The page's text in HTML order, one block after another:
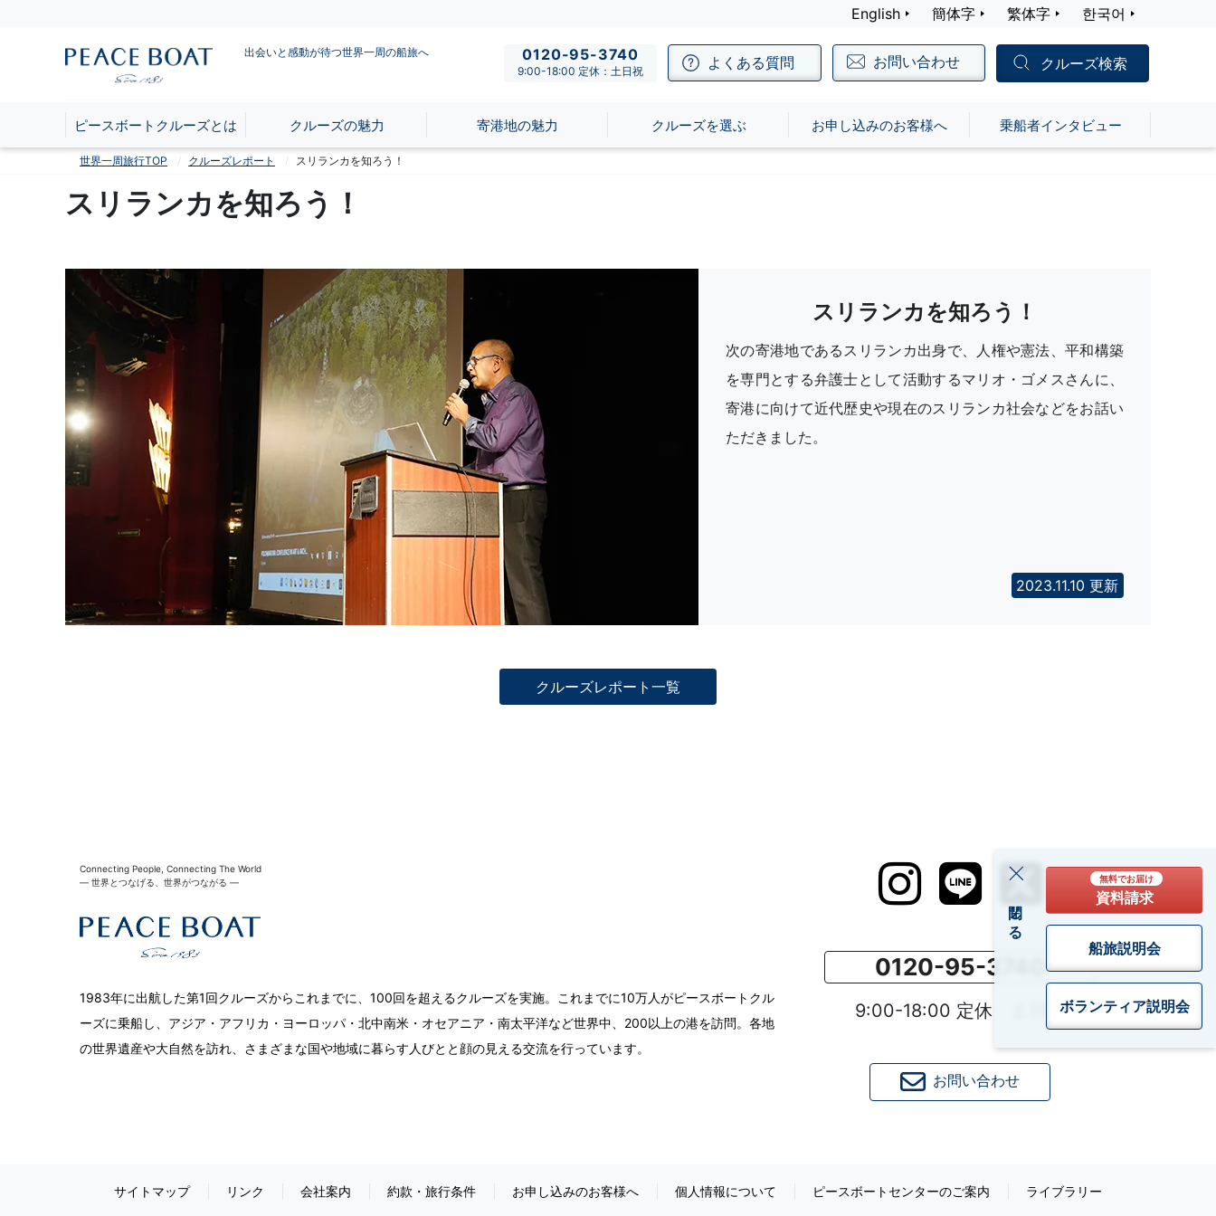
English 簡体字 繁体字 한국어
出会いと感動が待つ世界一周の船旅へ 0120-95-3740
9:00-18:00 定休：土日祝 よくある質問 お問い合わせ クルーズ検索
ピースボートクルーズとは クルーズの魅力 寄港地の魅力 クルーズを選ぶ お申し込みのお客様へ 乗船者インタビュー
閉じる
無料でお届け
資料請求
船旅説明会
ボランティア説明会
世界一周旅行TOP クルーズレポート スリランカを知ろう！
スリランカを知ろう！
スリランカを知ろう！
次の寄港地であるスリランカ出身で、人権や憲法、平和構築
を専門とする弁護士として活動するマリオ・ゴメスさんに、
寄港に向けて近代歴史や現在のスリランカ社会などをお話い
ただきました。
2023.11.10 更新
クルーズレポート一覧
0120-95-3740
9:00-18:00 定休：土日祝
お問い合わせ
Connecting People, Connecting The World
― 世界とつなげる、世界がつながる ―
1983年に出航した第1回クルーズからこれまでに、100回を超えるクルーズを実施。これまでに10万人がピースボートクル
ーズに乗船し、アジア・アフリカ・ヨーロッパ・北中南米・オセアニア・南太平洋など世界中、200以上の港を訪問。各地
の世界遺産や大自然を訪れ、さまざまな国や地域に暮らす人びとと顔の見える交流を行っています。
サイトマップ リンク 会社案内 約款・旅行条件 お申し込みのお客様へ 個人情報について ピースボートセンターのご案内 ライブラリー